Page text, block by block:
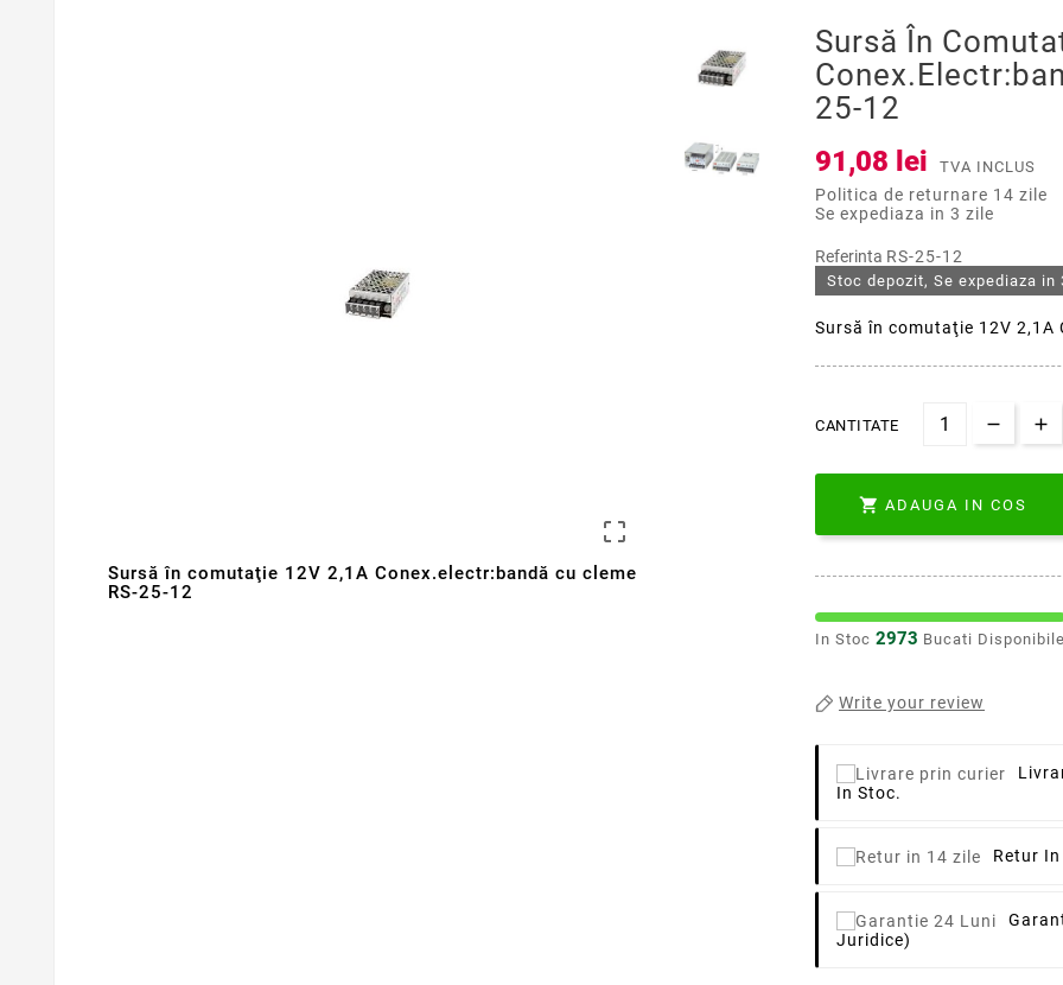

Sursă în comutaţie 12V 2,1A Conex.electr:bandă cu cleme
RS-25-12
Sursă În
25-12
91,08 lei TVA INCLUS
Politica de returnare 14 zile
Se expediaza in 3 zile
Referinta RS-25-12
Stoc depozit, Se expediaza in
Sursă în comutaţie 12V 2,1A
CANTITATE
 ADAUGA IN COS
In Stoc 2973 Bucati
Write your review
In Stoc.
Retur
Juridice)